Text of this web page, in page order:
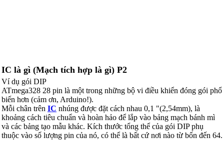
IC là gì (Mạch tích hợp là gì) P2
Ví dụ gói DIP
ATmega328 28 pin là một trong những bộ vi điều khiển đóng gói phổ
biến hơn (cảm ơn, Arduino!).
Mỗi chân trên IC nhúng được đặt cách nhau 0,1 "(2,54mm), là
khoảng cách tiêu chuẩn và hoàn hảo để lắp vào bảng mạch bánh mì
và các bảng tạo mẫu khác. Kích thước tổng thể của gói DIP phụ
thuộc vào số lượng pin của nó, có thể là bất cứ nơi nào từ bốn đến 64.